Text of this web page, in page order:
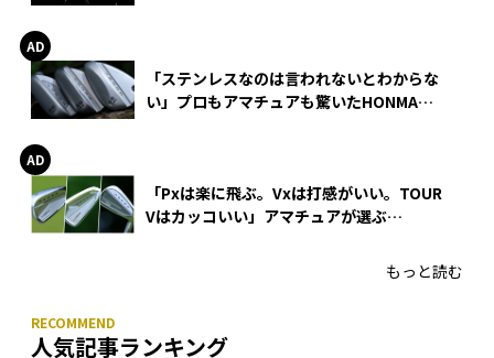
「ステンレスなのは言われないとわからな
い」プロもアマチュアも驚いたHONMA
「Pxは楽に飛ぶ。Vxは打感がいい。TOUR
Vはカッコいい」アマチュアが選ぶ
もっと読む
人気記事ランキング